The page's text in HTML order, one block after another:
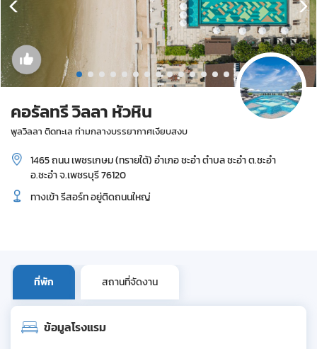
g
a
t
i
o
คอรัลทรี วิลลา หัวหิน
พูลวิลลา ติดทะเล ท่ามกลางบรรยากาศเงียบสงบ
1465 ถนน เพชรเกษม (ทรายใต้) อำเภอ ชะอำ ตำบล ชะอำ ต.ชะอำ
อ.ชะอำ จ.เพชรบุรี 76120
ทางเข้า รีสอร์ท อยู่ติดถนนใหญ่
ที่พัก สถานที่จัดงาน
ข้อมูลโรงแรม